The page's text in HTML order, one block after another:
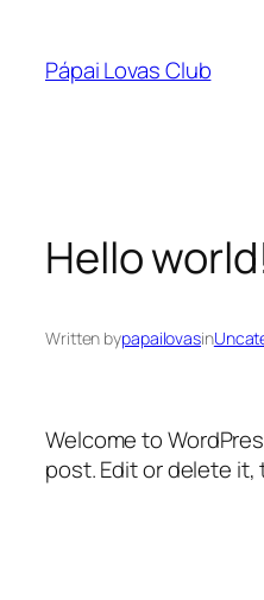
tartalomhoz
Pápai Lovas Club
Hello
Written bypapailovasin
Welcome to
post. Edit or delete